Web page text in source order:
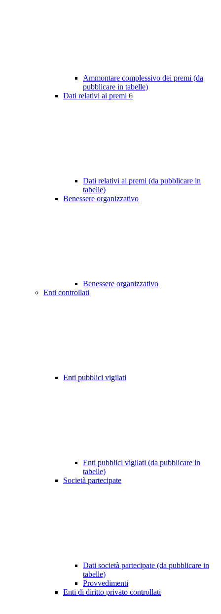
Ammontare complessivo dei premi (da
pubblicare in tabelle)
Dati relativi ai premi 6
Dati relativi ai premi (da pubblicare in
tabelle)
Benessere organizzativo
Benessere organizzativo
Enti controllati
Enti pubblici vigilati
Enti pubblici vigilati (da pubblicare in
tabelle)
Società partecipate
Dati società partecipate (da pubblicare in
tabelle)
Provvedimenti
Enti di diritto privato controllati